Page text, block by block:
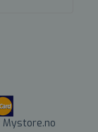
Mystore.no